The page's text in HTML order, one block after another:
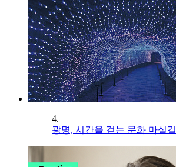
4.
광명, 시간을 걷는 문화 마실길